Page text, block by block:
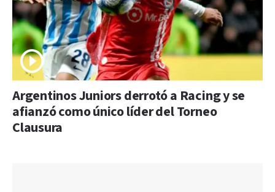
Argentinos Juniors derrotó a Racing y se
afianzó como único líder del Torneo
Clausura